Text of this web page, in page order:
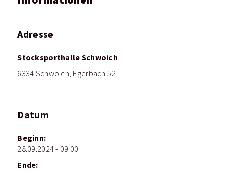
Adresse
Stocksporthalle Schwoich
6334 Schwoich, Egerbach 52
Datum
Beginn:
28.09.2024 - 09:00
Ende: